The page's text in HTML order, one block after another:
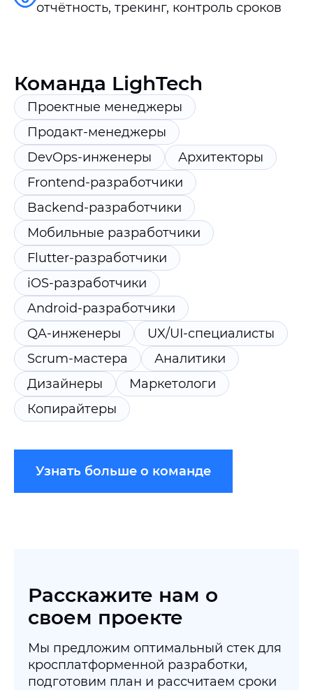
отчётность, трекинг, контроль сроков
Команда LighTech
Проектные менеджеры
Продакт-менеджеры
DevOps-инженеры
Архитекторы
Frontend-разработчики
Backend-разработчики
Мобильные разработчики
Flutter-разработчики
iOS-разработчики
Android-разработчики
QA-инженеры
UX/UI-специалисты
Scrum-мастера
Аналитики
Дизайнеры
Маркетологи
Копирайтеры
Узнать больше о команде
Расскажите нам о
своем проекте
Мы предложим оптимальный стек для
кросплатформенной разработки,
подготовим план и рассчитаем сроки